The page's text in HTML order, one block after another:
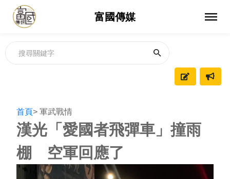
富國傳媒
首頁> 軍武戰情
漢光「愛國者飛彈車」撞雨
棚 空軍回應了